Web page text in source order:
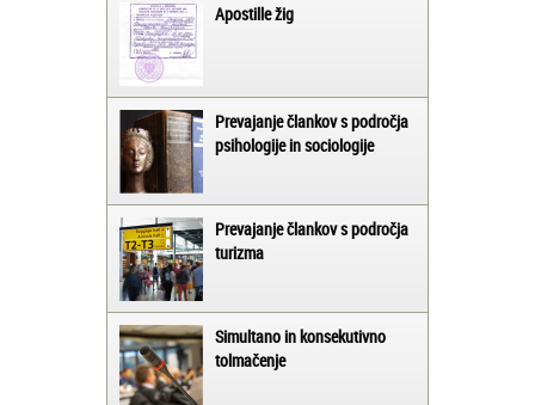
Apostille žig
Prevajanje člankov s področja
psihologije in sociologije
Prevajanje člankov s področja
turizma
Simultano in konsekutivno
tolmačenje